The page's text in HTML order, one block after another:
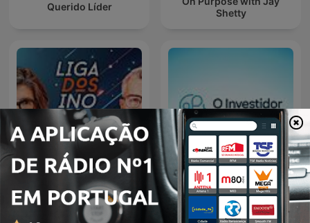
Querido Líder
Shetty
Liga dos Inovadores O Investidor Inteligente